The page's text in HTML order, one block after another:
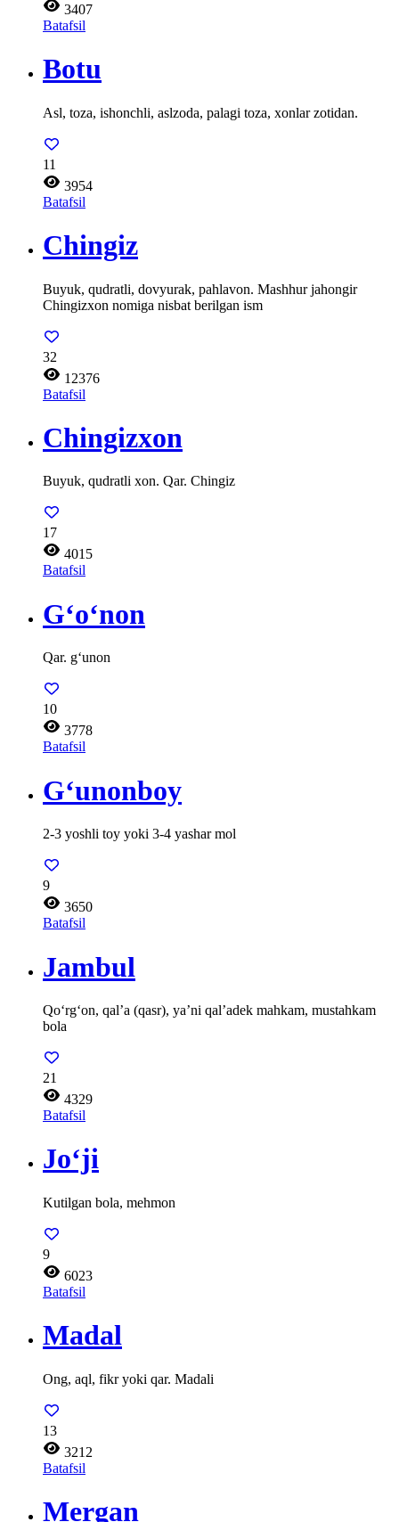
3407
Batafsil
Botu
Asl, toza, ishonchli, aslzoda, palagi toza, xonlar zotidan.
11
3954
Batafsil
Chingiz
Buyuk, qudratli, dovyurak, pahlavon. Mashhur jahongir
Chingizxon nomiga nisbat berilgan ism
32
12376
Batafsil
Chingizxon
Buyuk, qudratli xon. Qar. Chingiz
17
4015
Batafsil
G‘o‘non
Qar. g‘unon
10
3778
Batafsil
G‘unonboy
2-3 yoshli toy yoki 3-4 yashar mol
9
3650
Batafsil
Jambul
Qo‘rg‘on, qal’a (qasr), ya’ni qal’adek mahkam, mustahkam
bola
21
4329
Batafsil
Jo‘ji
Kutilgan bola, mehmon
9
6023
Batafsil
Madal
Ong, aql, fikr yoki qar. Madali
13
3212
Batafsil
Mergan